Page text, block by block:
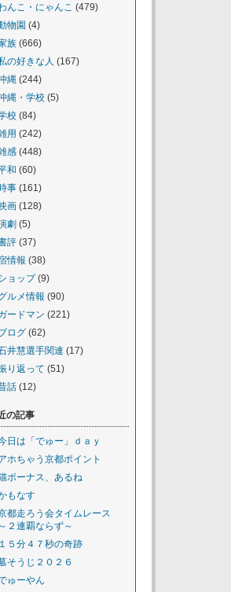
んこ・にゃんこ (479)
物園 (4)
族 (666)
の好きな人 (167)
縄 (244)
縄・学校 (5)
校 (84)
用 (242)
感 (448)
和 (60)
事 (161)
画 (128)
劇 (5)
評 (37)
情報 (38)
ョップ(9)
ルメ情報 (90)
ードマン (221)
ログ (62)
井慧選手関連 (17)
り返って (51)
話 (12)
の記事
日は「でゅー」ｄａｙ
ホちゃう京都ポイント
ボーナス、あるね
もなす
都走ろう会タイムレース
～２連覇ならず～
１５分４７秒の奇跡
そうじ２０２６
ゅーやん